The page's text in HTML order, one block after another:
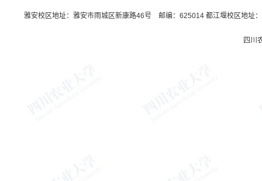
雅安校区地址：雅安市雨城区新康路46号 邮编：625014 都江堰校区地址
四川